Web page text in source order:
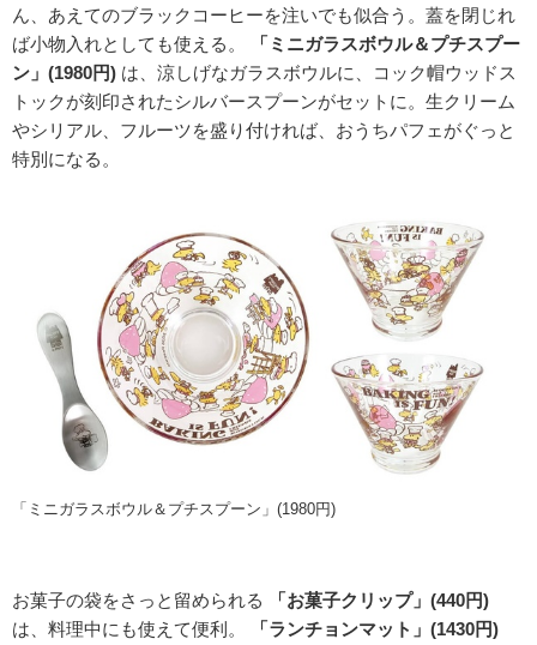
ん、あえてのブラックコーヒーを注いでも似合う。蓋を閉じれ
ば小物入れとしても使える。
「ミニガラスボウル＆プチスプー
ン」(1980円) は、涼しげなガラスボウルに、コック帽ウッドス
トックが刻印されたシルバースプーンがセットに。生クリーム
やシリアル、フルーツを盛り付ければ、おうちパフェがぐっと
特別になる。
「ミニガラスボウル＆プチスプーン」(1980円)
お菓子の袋をさっと留められる
「お菓子クリップ」(440円)
は、料理中にも使えて便利。
「ランチョンマット」(1430円)